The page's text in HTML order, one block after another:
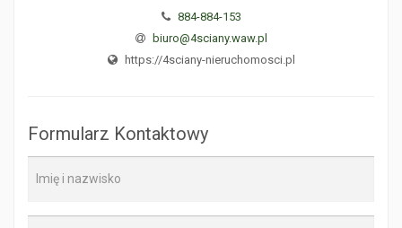
884-884-153
biuro@4sciany.waw.pl
https://4sciany-nieruchomosci.pl
Formularz Kontaktowy